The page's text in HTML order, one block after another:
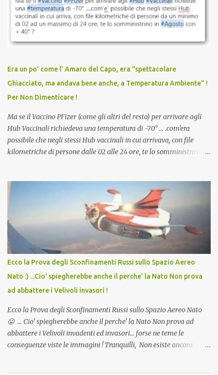
sconti, incentivi per vaccinarsi. Non avevamo mai visto
discriminazioni per coloro che non l’hanno fatto. Se non sei stato
vaccinato, nessuno aveva prima cercato di farti sentire una
persona cattiva. Non avevamo mai visto un vaccino che minacci le
vaccino usato per minacciare i mezzi di sussistenza, il lavoro o la
scuola. Non avevamo mai visto un vaccino che permettesse a un
dodicenne di ignorare il consenso dei genitori. Dopo tutti i vaccini
che abbiamo elencato sopra...
Era un po' come l' Amaro del Capo, era "spettacolare
Ghiacciato, ma andava bene anche, a Temperatura Ambiente" !
Per Non Dimenticare !
Ma se il Vaccino PFizer (come gli altri del resto) per arrivare agli
Hub Vaccinali richiedeva una temperatura di -70° ... .com'era
possibile che negli stessi Hub vaccinali in cui arrivava, con file
kilometriche di persone dalle 02 alle 24 ore, te lo somministravano
Vaccino come: l' Amaro del Capo, era "spettacolare Ghiacciato, ma
andava bene anche, a Temperatura Ambiente"! Riproponiamo
l'articolo per NON Dimenticare!
Ecco la Prova degli Sconfinamenti Russi sullo Spazio Aereo
Nato :) ...Cio' spiegherebbe anche il perche' la Nato Non prova
ad abbattere i Velivoli invasori !
Ecco la Prova degli Sconfinamenti Russi sullo Spazio Aereo Nato
😛 ... Cio' spiegherebbe anche il perche' la Nato Non prova ad
abbattere i Velivoli invadenti ed invasori... forse ne teme le
conseguenze viste le immagini ! Tranquilli, Non esiste ancora